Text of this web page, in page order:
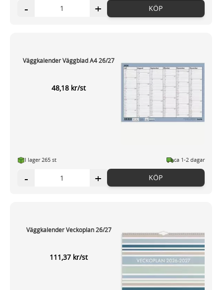
- + KÖP
Väggkalender Väggblad A4 26/27
48,18 kr/st
I lager 265 st ca 1-2 dagar
- + KÖP
Väggkalender Veckoplan 26/27
111,37 kr/st